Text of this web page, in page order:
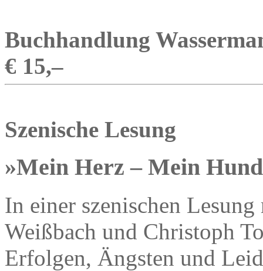
Buchhandlung
€ 15,–
Szenische Lesung
»Mein Herz – Mein
In einer szenischen
Weißbach und Christoph
Erfolgen, Ängsten und